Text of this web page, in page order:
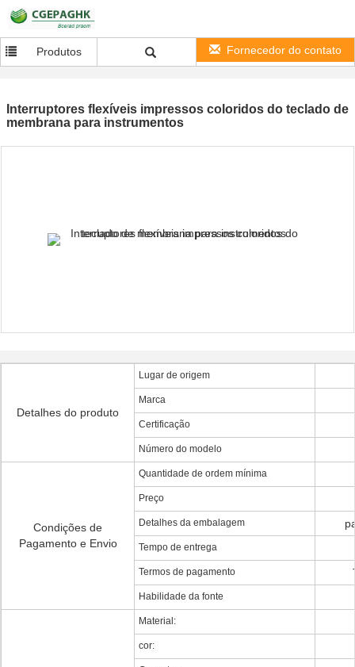
Produtos Fornecedor do contato
Interruptores flexíveis impressos coloridos do teclado de
membrana para instrumentos
Detalhes do produto
Lugar de origem
Marca
Certificação
Número do modelo
Condições de
Pagamento e Envio
Quantidade de ordem mínima
Preço
Detalhes da embalagem
Tempo de entrega
Termos de pagamento
Habilidade da fonte
Material:
cor: